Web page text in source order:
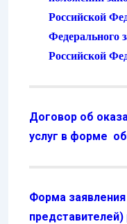
Российской
Федерального
Российской
Договор об
услуг в форме
Форма